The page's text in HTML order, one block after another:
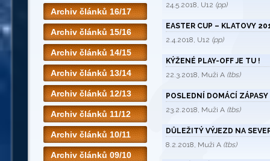
Archiv článků 16/17
Archiv článků 15/16
Archiv článků 14/15
Archiv článků 13/14
Archiv článků 12/13
Archiv článků 11/12
Archiv článků 10/11
Archiv článků 09/10
24.5.2018, U12 (pp)
EASTER CUP – KLATOVY
2.4.2018, U12 (pp)
KÝŽENÉ PLAY-OFF JE TU !
22.3.2018, Muži A (tbs)
POSLEDNÍ DOMÁCÍ
23.2.2018, Muži A (tbs)
DŮLEŽITÝ VÝJEZD NA
8.2.2018, Muži A (tbs)